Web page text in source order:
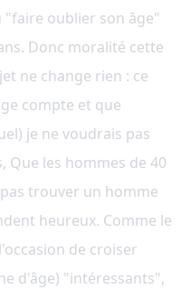
"faire oublier son âge"
Donc moralité cette
ne change rien : ce
compte et que
je ne voudrais pas
Que les hommes de 40
trouver un homme
heureux. Comme le
de croiser
d'âge) "intéressants",